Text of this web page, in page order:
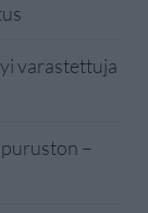
varastettuja
–